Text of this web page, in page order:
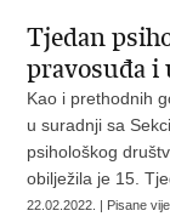
Tjedan
pravosuđa i
Kao i prethodnih
u suradnji sa
psihološkog
obilježila je 15.
22.02.2022. | Pisane